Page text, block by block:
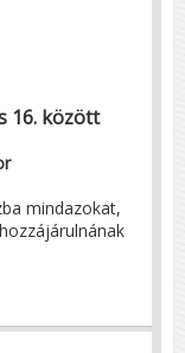
16. között
mindazokat,